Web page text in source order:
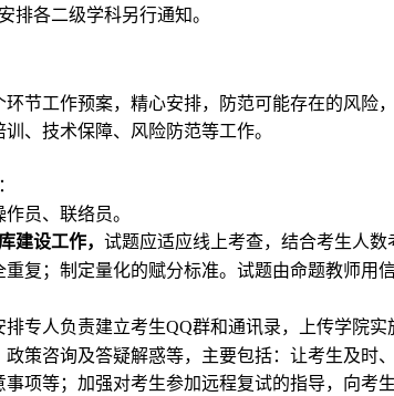
安排各二级学科另行通知。
节工作预案，精心安排，防范可能存在的风险
、技术保障、风险防范等工作。
员、联络员。
建设工作，试题应适应线上考查，结合考生人数
复；制定量化的赋分标准。试题由命题教师用信
专人负责建立考生QQ群和通讯录，上传学院实
策咨询及答疑解惑等，主要包括：让考生及时
项等；加强对考生参加远程复试的指导，向考